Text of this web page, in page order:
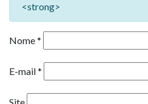
<strong>
Nome*
E-mail*